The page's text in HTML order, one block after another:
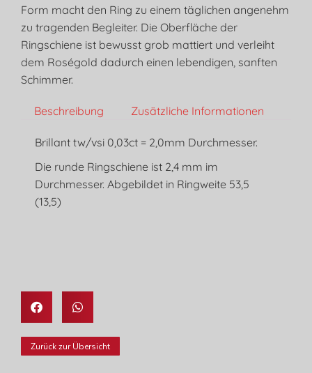
Form macht den Ring zu einem täglichen angenehm
zu tragenden Begleiter. Die Oberfläche der
Ringschiene ist bewusst grob mattiert und verleiht
dem Roségold dadurch einen lebendigen, sanften
Schimmer.
Beschreibung Zusätzliche Informationen
Brillant tw/vsi 0,03ct = 2,0mm Durchmesser.
Die runde Ringschiene ist 2,4 mm im
Durchmesser. Abgebildet in Ringweite 53,5
(13,5)
Zurück zur Übersicht